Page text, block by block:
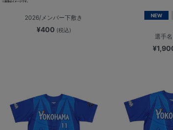
2026/メンバー下敷き
¥400 (税込)
NEW
選手